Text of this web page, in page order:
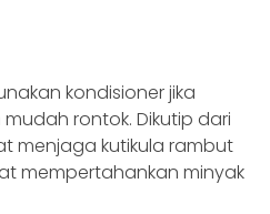
kondisioner jika
rontok. Dikutip dari
menjaga kutikula rambut
mempertahankan minyak